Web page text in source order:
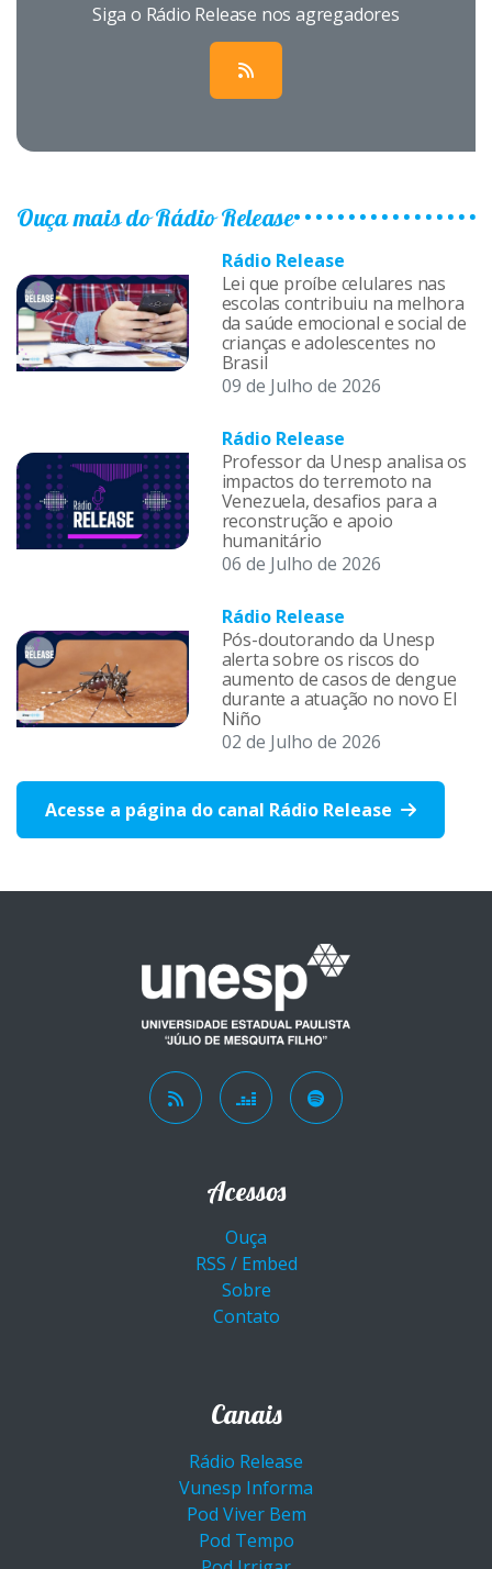
Siga o Rádio Release nos agregadores
Ouça mais do Rádio Release
Rádio Release
Lei que proíbe celulares nas
escolas contribuiu na melhora
da saúde emocional e social de
crianças e adolescentes no
Brasil
09 de Julho de 2026
Rádio Release
Professor da Unesp analisa os
impactos do terremoto na
Venezuela, desafios para a
reconstrução e apoio
humanitário
06 de Julho de 2026
Rádio Release
Pós-doutorando da Unesp
alerta sobre os riscos do
aumento de casos de dengue
durante a atuação no novo El
Niño
02 de Julho de 2026
Acesse a página do canal Rádio Release
Acessos
Ouça
RSS / Embed
Sobre
Contato
Canais
Rádio Release
Vunesp Informa
Pod Viver Bem
Pod Tempo